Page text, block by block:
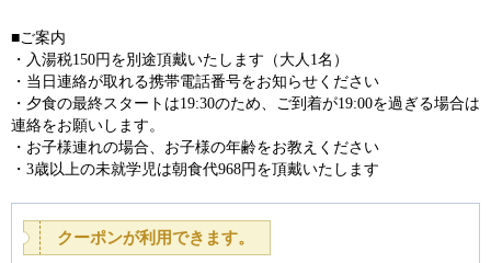
■ご案内
・入湯税150円を別途頂戴いたします（大人1名）
・当日連絡が取れる携帯電話番号をお知らせください
・夕食の最終スタートは19:30のため、ご到着が19:00を過ぎる場合は
連絡をお願いします。
・お子様連れの場合、お子様の年齢をお教えください
・3歳以上の未就学児は朝食代968円を頂戴いたします
クーポンが利用できます。